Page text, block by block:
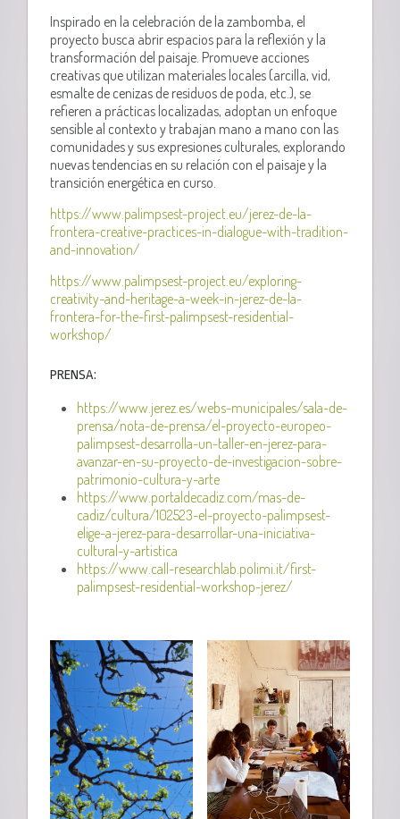
Inspirado en la celebración de la zambomba, el
proyecto busca abrir espacios para la reflexión y la
transformación del paisaje. Promueve acciones
creativas que utilizan materiales locales (arcilla, vid,
esmalte de cenizas de residuos de poda, etc.), se
refieren a prácticas localizadas, adoptan un enfoque
sensible al contexto y trabajan mano a mano con las
comunidades y sus expresiones culturales, explorando
nuevas tendencias en su relación con el paisaje y la
transición energética en curso.
https://www.palimpsest-project.eu/jerez-de-la-
frontera-creative-practices-in-dialogue-with-tradition-
and-innovation/
https://www.palimpsest-project.eu/exploring-
creativity-and-heritage-a-week-in-jerez-de-la-
frontera-for-the-first-palimpsest-residential-
workshop/
PRENSA:
https://www.jerez.es/webs-municipales/sala-de-
prensa/nota-de-prensa/el-proyecto-europeo-
palimpsest-desarrolla-un-taller-en-jerez-para-
avanzar-en-su-proyecto-de-investigacion-sobre-
patrimonio-cultura-y-arte
https://www.portaldecadiz.com/mas-de-
cadiz/cultura/102523-el-proyecto-palimpsest-
elige-a-jerez-para-desarrollar-una-iniciativa-
cultural-y-artistica
https://www.call-researchlab.polimi.it/first-
palimpsest-residential-workshop-jerez/